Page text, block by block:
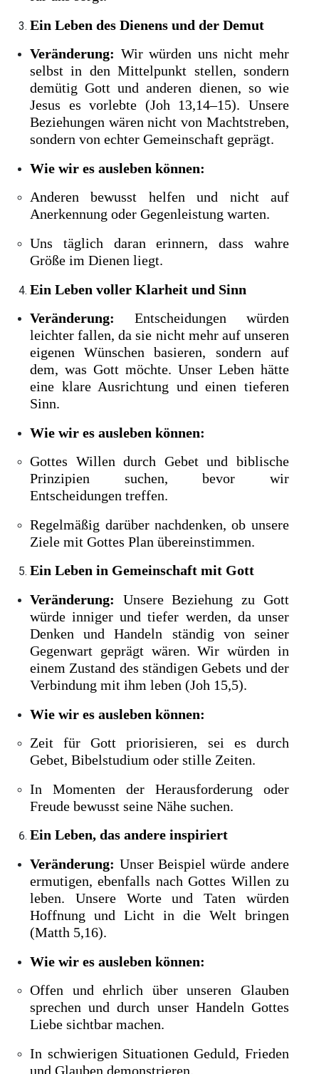
Ein Leben des Dienens und der Demut
Veränderung: Wir würden uns nicht mehr
selbst in den Mittelpunkt stellen, sondern
demütig Gott und anderen dienen, so wie
Jesus es vorlebte (Joh 13,14–15). Unsere
Beziehungen wären nicht von Machtstreben,
sondern von echter Gemeinschaft geprägt.
Wie wir es ausleben können:
Anderen bewusst helfen und nicht auf
Anerkennung oder Gegenleistung warten.
Uns täglich daran erinnern, dass wahre
Größe im Dienen liegt.
Ein Leben voller Klarheit und Sinn
Veränderung: Entscheidungen würden
leichter fallen, da sie nicht mehr auf unseren
eigenen Wünschen basieren, sondern auf
dem, was Gott möchte. Unser Leben hätte
eine klare Ausrichtung und einen tieferen
Sinn.
Wie wir es ausleben können:
Gottes Willen durch Gebet und biblische
Prinzipien suchen, bevor wir
Entscheidungen treffen.
Regelmäßig darüber nachdenken, ob unsere
Ziele mit Gottes Plan übereinstimmen.
Ein Leben in Gemeinschaft mit Gott
Veränderung: Unsere Beziehung zu Gott
würde inniger und tiefer werden, da unser
Denken und Handeln ständig von seiner
Gegenwart geprägt wären. Wir würden in
einem Zustand des ständigen Gebets und der
Verbindung mit ihm leben (Joh 15,5).
Wie wir es ausleben können:
Zeit für Gott priorisieren, sei es durch
Gebet, Bibelstudium oder stille Zeiten.
In Momenten der Herausforderung oder
Freude bewusst seine Nähe suchen.
Ein Leben, das andere inspiriert
Veränderung: Unser Beispiel würde andere
ermutigen, ebenfalls nach Gottes Willen zu
leben. Unsere Worte und Taten würden
Hoffnung und Licht in die Welt bringen
(Matth 5,16).
Wie wir es ausleben können:
Offen und ehrlich über unseren Glauben
sprechen und durch unser Handeln Gottes
Liebe sichtbar machen.
In schwierigen Situationen Geduld, Frieden
und Glauben demonstrieren.